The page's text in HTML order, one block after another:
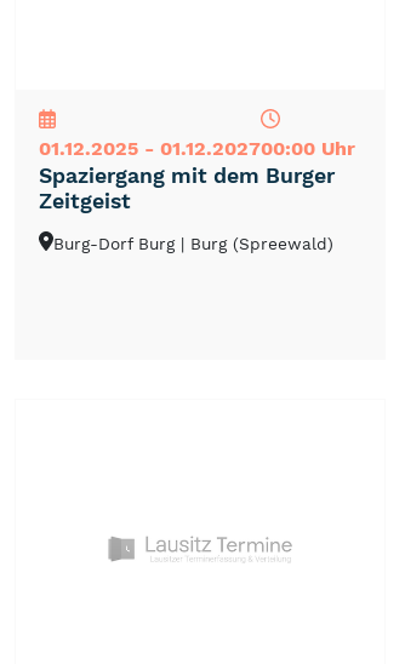
01.12.2025 - 01.12.202700:00 Uhr
Spaziergang mit dem Burger
Zeitgeist
Burg-Dorf Burg | Burg (Spreewald)